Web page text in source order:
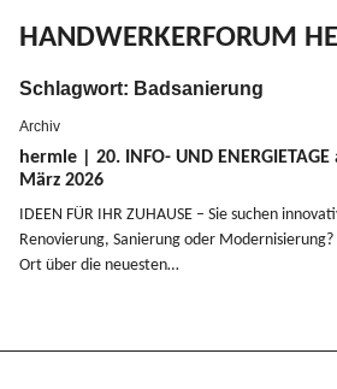
HANDWERKERFORUM
Referenzen
Ausbildung
Aktuelles
Schlagwort: Badsanierung
Archiv
hermle | 20. INFO- UND ENERGIETAGE
März 2026
IDEEN FÜR IHR ZUHAUSE – Sie suchen
Renovierung, Sanierung oder
Ort über die neuesten…